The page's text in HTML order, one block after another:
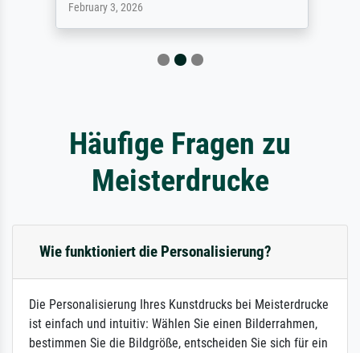
February 3, 2026
Häufige Fragen zu
Meisterdrucke
Wie funktioniert die Personalisierung?
Die Personalisierung Ihres Kunstdrucks bei Meisterdrucke
ist einfach und intuitiv: Wählen Sie einen Bilderrahmen,
bestimmen Sie die Bildgröße, entscheiden Sie sich für ein